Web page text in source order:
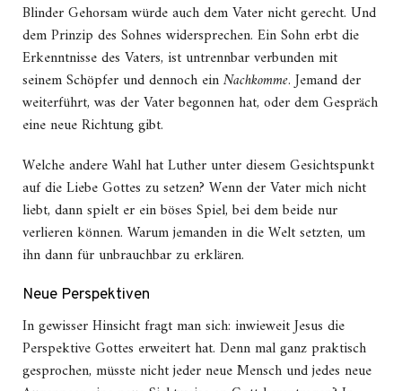
Blinder Gehorsam würde auch dem Vater nicht gerecht. Und
dem Prinzip des Sohnes widersprechen. Ein Sohn erbt die
Erkenntnisse des Vaters, ist untrennbar verbunden mit
seinem Schöpfer und dennoch einNachkomme. Jemand der
weiterführt, was der Vater begonnen hat, oder dem Gespräch
eine neue Richtung gibt.
Welche andere Wahl hat Luther unter diesem Gesichtspunkt
auf die Liebe Gottes zu setzen? Wenn der Vater mich nicht
liebt, dann spielt er ein böses Spiel, bei dem beide nur
verlieren können. Warum jemanden in die Welt setzten, um
ihn dann für unbrauchbar zu erklären.
Neue Perspektiven
In gewisser Hinsicht fragt man sich: inwieweit Jesus die
Perspektive Gottes erweitert hat. Denn mal ganz praktisch
gesprochen, müsste nicht jeder neue Mensch und jedes neue